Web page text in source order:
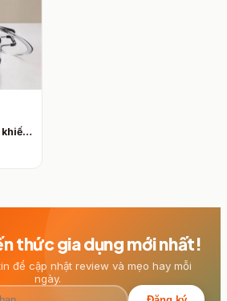
thức gia dụng mới nhất!
để cập nhật review và mẹo hay mỗi
ngày.